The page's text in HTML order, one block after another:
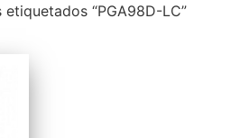
“PGA98D-LC”